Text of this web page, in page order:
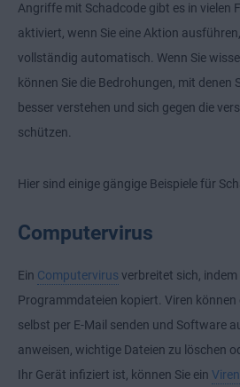
Angriffe mit Schadcode gibt es in vielen
aktiviert, wenn Sie eine Aktion
vollständig automatisch. Wenn Sie
können Sie die Bedrohungen, mit denen
besser verstehen und sich gegen die
schützen.
Hier sind einige gängige Beispiele für
Computervirus
Ein Computervirus verbreitet sich,
Programmdateien kopiert. Viren können
selbst per E-Mail senden und Software
anweisen, wichtige Dateien zu löschen
Ihr Gerät infiziert ist, können Sie ein